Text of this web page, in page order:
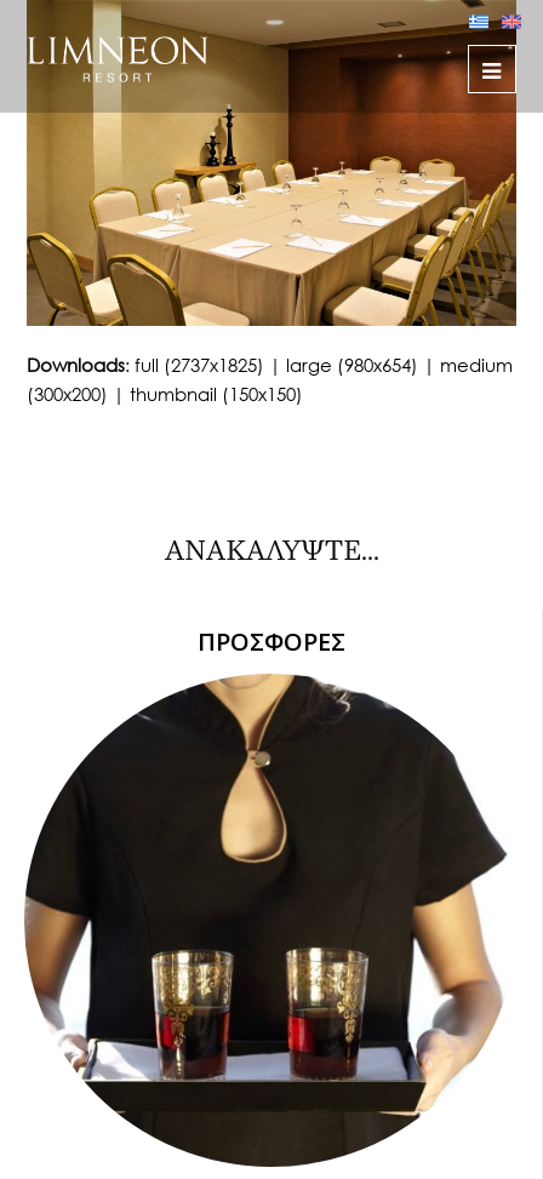
Downloads:full (2737x1825) | large (980x654) | medium
(300x200) |thumbnail (150x150)
ΑΝΑΚΑΛΥΨΤΕ...
ΠΡΟΣΦΟΡΕΣ